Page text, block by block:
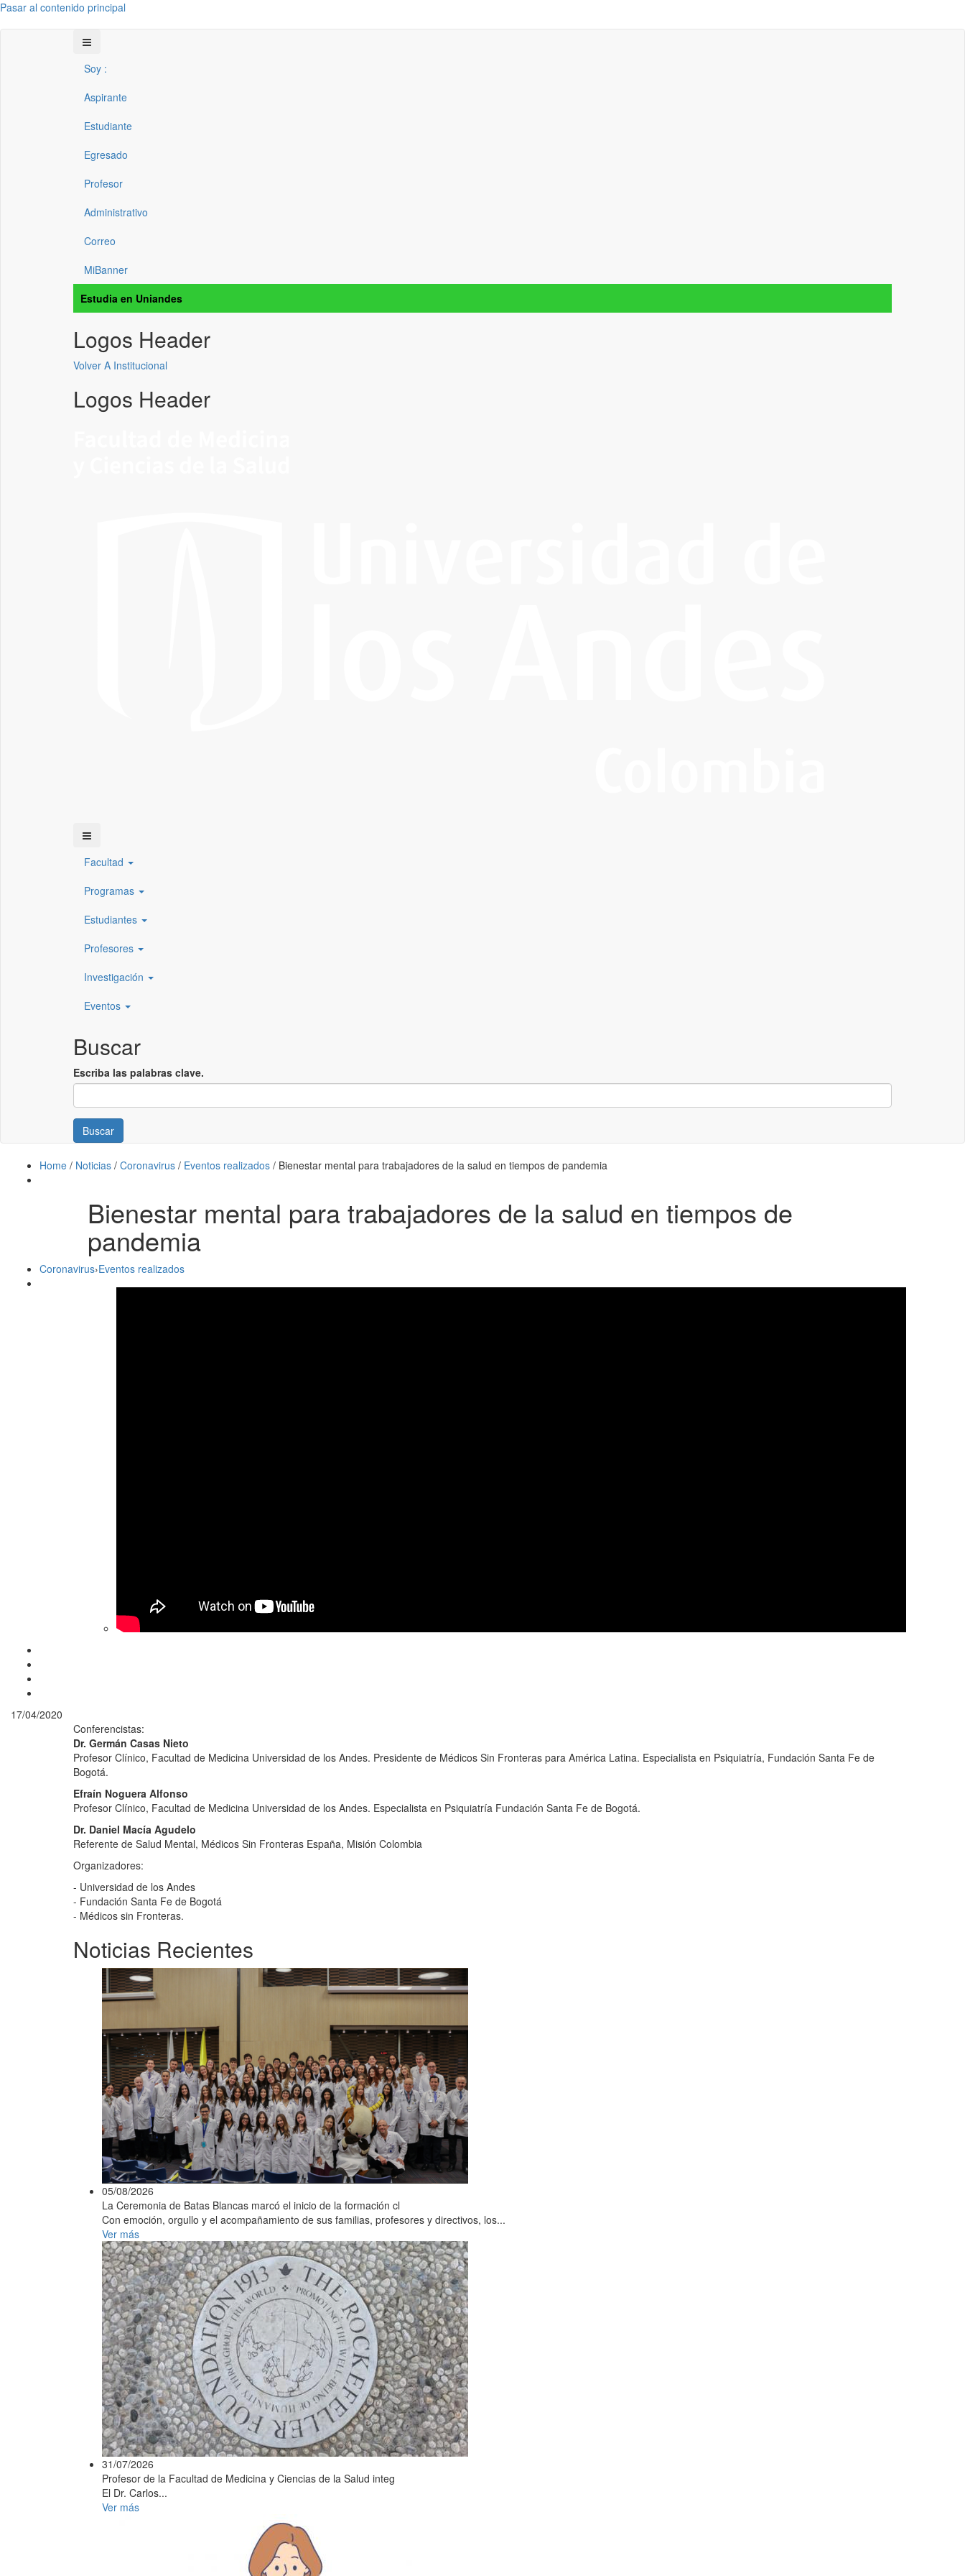
Pasar al contenido principal
Soy :
Aspirante
Estudiante
Egresado
Profesor
Administrativo
Correo
MiBanner
Estudia en Uniandes
Logos Header
Volver A Institucional
Logos Header
Facultad
Programas
Estudiantes
Profesores
Investigación
Eventos
Buscar
Escriba las palabras clave.
Buscar
Home / Noticias / Coronavirus / Eventos realizados / Bienestar mental para trabajadores de la salud en tiempos de pandemia
Bienestar mental para trabajadores de la salud en tiempos de
pandemia
Coronavirus›Eventos realizados
17/04/2020
Conferencistas:
Dr. Germán Casas Nieto
Profesor Clínico, Facultad de Medicina Universidad de los Andes. Presidente de Médicos Sin Fronteras para América Latina. Especialista en Psiquiatría, Fundación Santa Fe de
Bogotá.
Efraín Noguera Alfonso
Profesor Clínico, Facultad de Medicina Universidad de los Andes. Especialista en Psiquiatría Fundación Santa Fe de Bogotá.
Dr. Daniel Macía Agudelo
Referente de Salud Mental, Médicos Sin Fronteras España, Misión Colombia
Organizadores:
- Universidad de los Andes
- Fundación Santa Fe de Bogotá
- Médicos sin Fronteras.
Noticias Recientes
05/08/2026
La Ceremonia de Batas Blancas marcó el inicio de la formación cl
Con emoción, orgullo y el acompañamiento de sus familias, profesores y directivos, los...
Ver más
31/07/2026
Profesor de la Facultad de Medicina y Ciencias de la Salud integ
El Dr. Carlos...
Ver más